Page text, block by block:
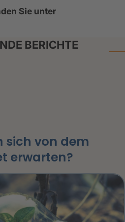
Sie unter
BERICHTE
sich von dem
erwarten?